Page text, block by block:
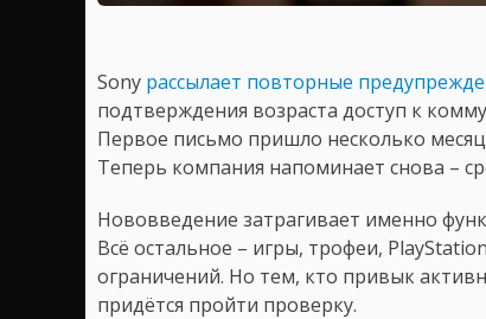
Sony рассылает повторные
подтверждения возраста доступ к
Первое письмо пришло несколько
Теперь компания напоминает снова –
Нововведение затрагивает именно
Всё остальное – игры, трофеи,
ограничений. Но тем, кто привык
придётся пройти проверку.